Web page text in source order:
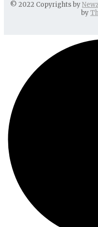
© 2022 Copyrights by
by